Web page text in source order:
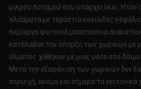
μικρού ποταμού που υπάρχει εκεί. Ήταν
πλάσματα με τεράστια κονιώδες
περίεργα φωτεινά μπαστούνια
κατάλαβαν την ύπαρξη των χωρικών με
άλματος χάθηκαν με μιας μέσα στο
Μετά την εξαφάνιση των χωρικών δεν
περιοχή, ακόμα και σήμερα τα γειτονικά